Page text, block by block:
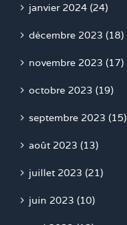
janvier 2024 (24)
décembre 2023 (18)
novembre 2023 (17)
octobre 2023 (19)
septembre 2023 (15)
août 2023 (13)
juillet 2023 (21)
juin 2023 (10)